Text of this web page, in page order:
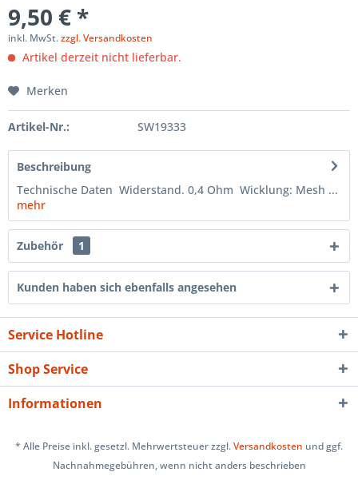
9,50 € *
inkl. MwSt.zzgl. Versandkosten
Artikel derzeit nicht lieferbar.
Merken
Artikel-Nr.: SW19333
Beschreibung
Technische Daten Widerstand. 0,4 Ohm Wicklung: Mesh ...
mehr
Zubehör 1
Kunden haben sich ebenfalls angesehen
Service Hotline
Shop Service
Informationen
* Alle Preise inkl. gesetzl. Mehrwertsteuer zzgl.Versandkosten und ggf.
Nachnahmegebühren, wenn nicht anders beschrieben